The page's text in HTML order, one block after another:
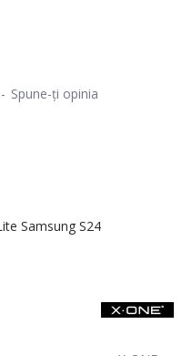
Samsung S24
- Spune-ţi opinia